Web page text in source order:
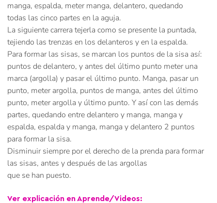
manga, espalda, meter manga, delantero, quedando
todas las cinco partes en la aguja.
La siguiente carrera tejerla como se presente la puntada,
tejiendo las trenzas en los delanteros y en la espalda.
Para formar las sisas, se marcan los puntos de la sisa así:
puntos de delantero, y antes del último punto meter una
marca (argolla) y pasar el último punto. Manga, pasar un
punto, meter argolla, puntos de manga, antes del último
punto, meter argolla y último punto. Y así con las demás
partes, quedando entre delantero y manga, manga y
espalda, espalda y manga, manga y delantero 2 puntos
para formar la sisa.
Disminuir siempre por el derecho de la prenda para formar
las sisas, antes y después de las argollas
que se han puesto.
Ver explicación en Aprende/Videos: